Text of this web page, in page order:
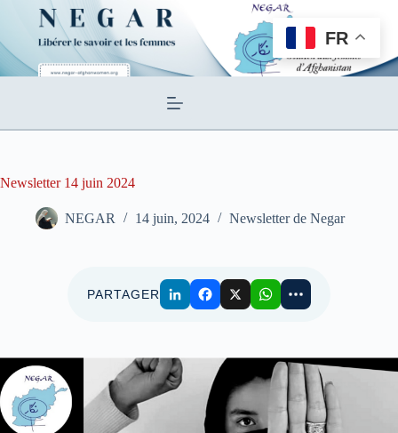
contenu
Newsletter 14 juin 2024
NEGAR 14 juin, 2024 Newsletter de Negar
PARTAGER
FR